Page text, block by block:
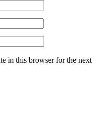
in this browser for the next